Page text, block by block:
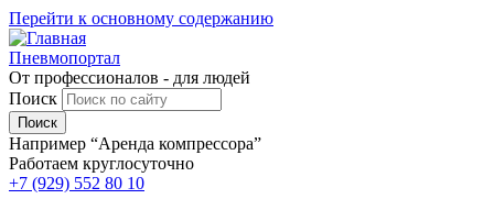
Перейти к основному содержанию
Пневмопортал
От профессионалов - для людей
Поиск
Например “Аренда компрессора”
Работаем круглосуточно
+7 (929) 552 80 10